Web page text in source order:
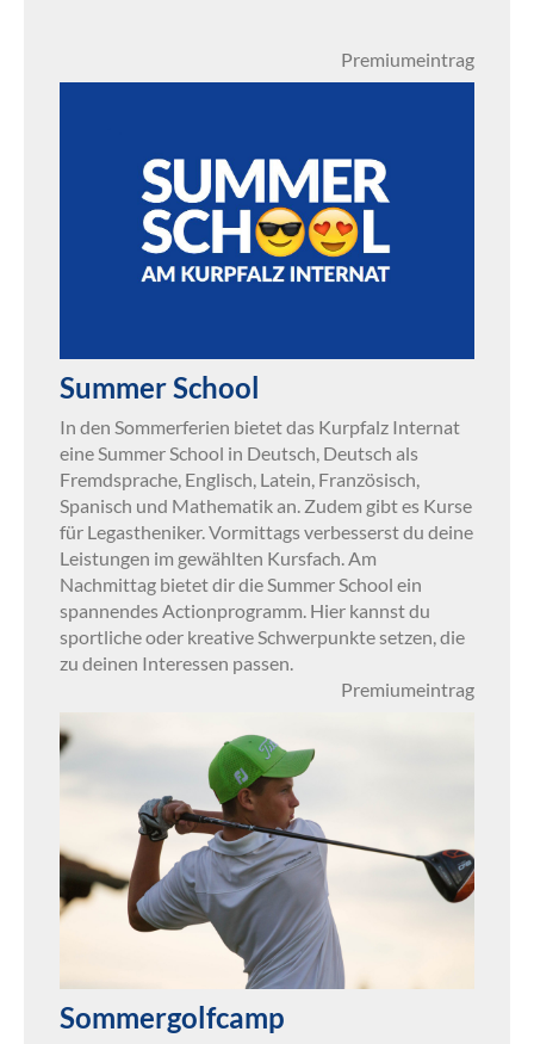
Premiumeintrag
Summer School
In den Sommerferien bietet das Kurpfalz Internat
eine Summer School in Deutsch, Deutsch als
Fremdsprache, Englisch, Latein, Französisch,
Spanisch und Mathematik an. Zudem gibt es Kurse
für Legastheniker. Vormittags verbesserst du deine
Leistungen im gewählten Kursfach. Am
Nachmittag bietet dir die Summer School ein
spannendes Actionprogramm. Hier kannst du
sportliche oder kreative Schwerpunkte setzen, die
zu deinen Interessen passen.
Premiumeintrag
Sommergolfcamp